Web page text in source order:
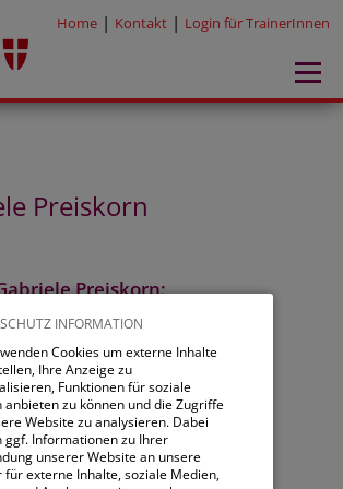
INFORMATION
Cookies um externe Inhalte
Ihre Anzeige zu
Funktionen für soziale
anbieten zu können und die Zugriffe
Website zu analysieren. Dabei
ggf. Informationen zu Ihrer
unserer Website an unsere
für externe Inhalte, soziale Medien,
Home | Kontakt | Login für TrainerInnen
Preiskorn
Preiskorn:
305, 2380 Perchtoldsdorf